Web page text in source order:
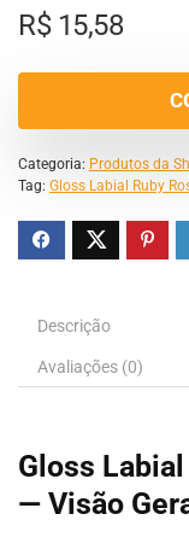
R$15,58
Categoria: Produtos da
Tag: Gloss Labial Ruby
Descrição
Avaliações (0)
Gloss
— Visão